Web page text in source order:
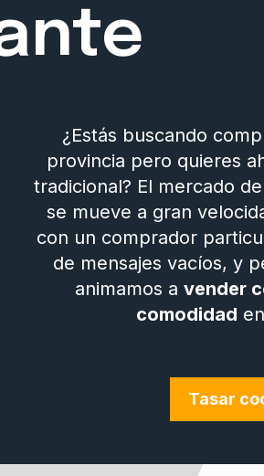
¿Estás buscando
provincia pero quieres
tradicional? El mercado de
se mueve a gran
con un comprador
de mensajes vacíos, y
animamos a vender
comodidad
Tasar